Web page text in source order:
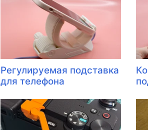
Регулируемая подставка
для телефона